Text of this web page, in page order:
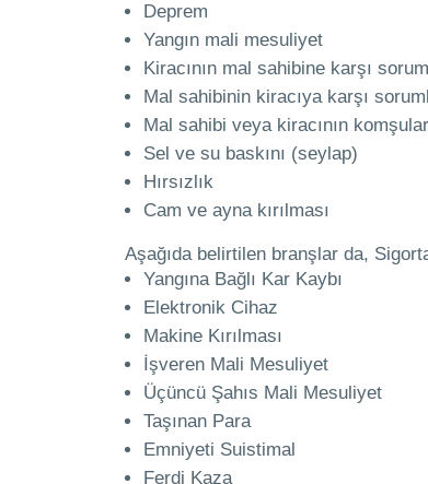
Deprem
Yangın mali mesuliyet
Kiracının mal sahibine karşı
Mal sahibinin kiracıya karşı
Mal sahibi veya kiracının
Sel ve su baskını (seylap)
Hırsızlık
Cam ve ayna kırılması
Aşağıda belirtilen branşlar da,
Yangına Bağlı Kar Kaybı
Elektronik Cihaz
Makine Kırılması
İşveren Mali Mesuliyet
Üçüncü Şahıs Mali Mesuliyet
Taşınan Para
Emniyeti Suistimal
Ferdi Kaza